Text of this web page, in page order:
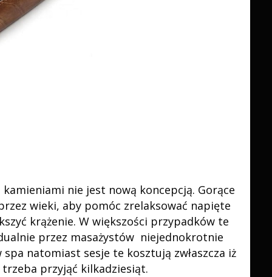
nie jest nową koncepcją. Gorące
wieki, aby pomóc zrelaksować napięte
krążenie. W większości przypadków te
przez masażystów niejednokrotnie
natomiast sesje te kosztują zwłaszcza iż
przyjąć kilkadziesiąt.